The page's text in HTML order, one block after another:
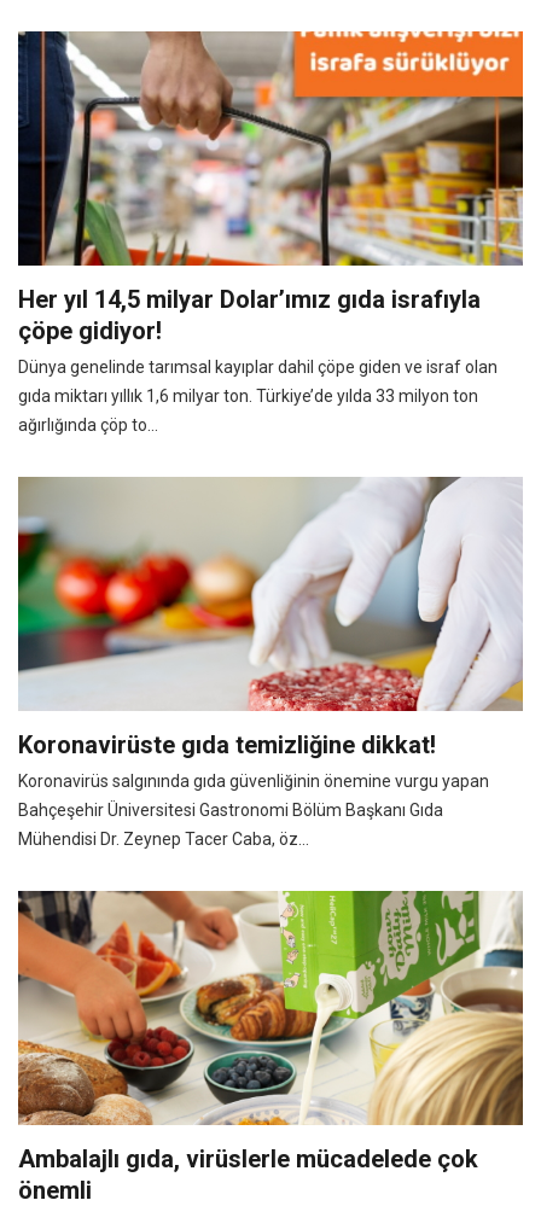
Her yıl 14,5 milyar Dolar’ımız gıda israfıyla
çöpe gidiyor!
Dünya genelinde tarımsal kayıplar dahil çöpe giden ve israf olan
gıda miktarı yıllık 1,6 milyar ton. Türkiye’de yılda 33 milyon ton
ağırlığında çöp to...
Koronavirüste gıda temizliğine dikkat!
Koronavirüs salgınında gıda güvenliğinin önemine vurgu yapan
Bahçeşehir Üniversitesi Gastronomi Bölüm Başkanı Gıda
Mühendisi Dr. Zeynep Tacer Caba, öz...
Ambalajlı gıda, virüslerle mücadelede çok
önemli